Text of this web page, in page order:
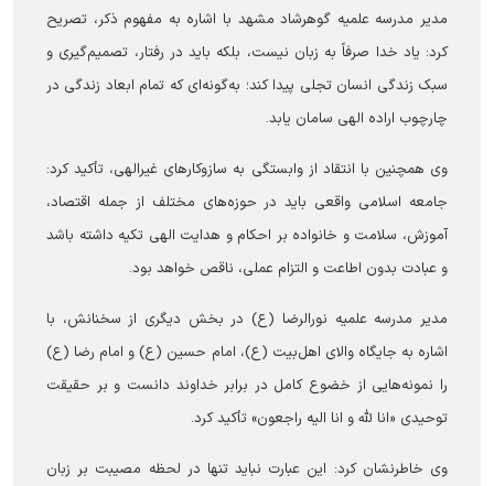
مدیر مدرسه علمیه گوهرشاد مشهد با اشاره به مفهوم ذکر، تصریح
کرد: یاد خدا صرفاً به زبان نیست، بلکه باید در رفتار، تصمیم‌گیری و
سبک زندگی انسان تجلی پیدا کند؛ به‌گونه‌ای که تمام ابعاد زندگی در
چارچوب اراده الهی سامان یابد.
وی همچنین با انتقاد از وابستگی به سازوکار‌های غیرالهی، تأکید کرد:
جامعه اسلامی واقعی باید در حوزه‌های مختلف از جمله اقتصاد،
آموزش، سلامت و خانواده بر احکام و هدایت الهی تکیه داشته باشد
و عبادت بدون اطاعت و التزام عملی، ناقص خواهد بود.
مدیر مدرسه علمیه نورالرضا (ع) در بخش دیگری از سخنانش، با
اشاره به جایگاه والای اهل‌بیت (ع)، امام حسین (ع) و امام رضا (ع)
را نمونه‌هایی از خضوع کامل در برابر خداوند دانست و بر حقیقت
توحیدی «انا لله و انا الیه راجعون» تأکید کرد.
وی خاطرنشان کرد: این عبارت نباید تنها در لحظه مصیبت بر زبان